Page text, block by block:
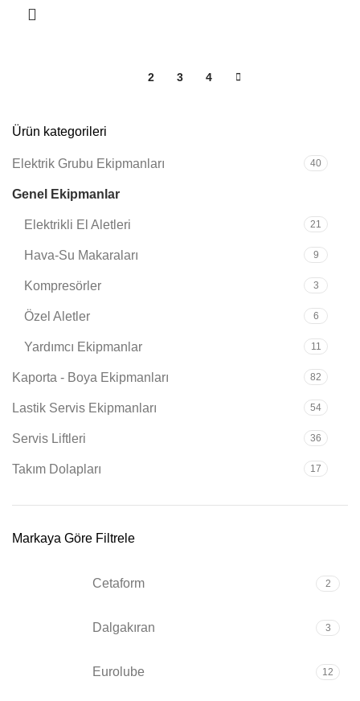
Ürün kategorileri
Elektrik Grubu Ekipmanları 40
Genel Ekipmanlar
Elektrikli El Aletleri 21
Hava-Su Makaraları 9
Kompresörler 3
Özel Aletler 6
Yardımcı Ekipmanlar 11
Kaporta - Boya Ekipmanları 82
Lastik Servis Ekipmanları 54
Servis Liftleri 36
Takım Dolapları 17
Markaya Göre Filtrele
Cetaform 2
Dalgakıran 3
Eurolube 12
2 3 4